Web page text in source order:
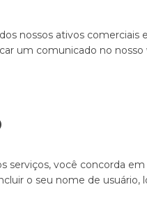
nossos ativos comerciais
um comunicado no
serviços, você concorda
o seu nome de usuário,